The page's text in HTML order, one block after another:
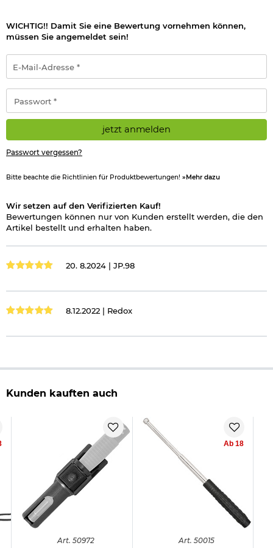
WICHTIG!! Damit Sie eine Bewertung vornehmen können,
müssen Sie angemeldet sein!
Mail-
Adresse
*
jetzt anmelden
Passwort vergessen?
Bitte beachte die Richtlinien für Produktbewertungen! »Mehr dazu
Wir setzen auf den Verifizierten Kauf!
Bewertungen können nur von Kunden erstellt werden, die den
Artikel bestellt und erhalten haben.
20. 8.2024 | JP.98
8.12.2022 | Redox
Kunden kauften auch
Art. 50972
Ab 18
Art. 50015